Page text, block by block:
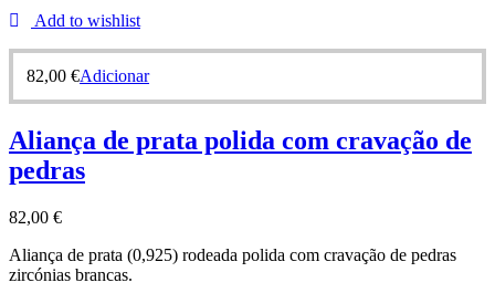
Add to wishlist
82,00 €Adicionar
Aliança de prata polida com cravação de
pedras
82,00 €
Aliança de prata (0,925) rodeada polida com cravação de pedras
zircónias brancas.